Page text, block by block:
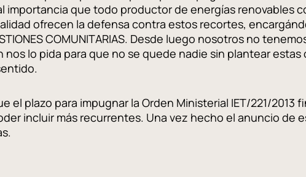
importancia que todo productor de energías renovables
ofrecen la defensa contra estos recortes,
COMUNITARIAS. Desde luego nosotros no
lo pida para que no se quede nadie sin plantear estas
el plazo para impugnar la Orden Ministerial IET/221/2013
incluir más recurrentes. Una vez hecho el anuncio de